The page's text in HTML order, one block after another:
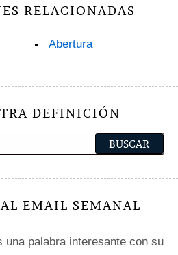
RELACIONADAS
Abertura
DEFINICIÓN
EMAIL SEMANAL
una palabra interesante con su